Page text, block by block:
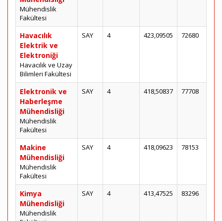
Mühendislik
Fakültesi
Havacılık
Elektrik ve
Elektroniği
Havacılık ve Uzay
Bilimleri Fakültesi
SAY 4 423,09505 72680
Elektronik ve
Haberleşme
Mühendisliği
Mühendislik
Fakültesi
SAY 4 418,50837 77708
Makine
Mühendisliği
Mühendislik
Fakültesi
SAY 4 418,09623 78153
Kimya
Mühendisliği
Mühendislik
SAY 4 413,47525 83296